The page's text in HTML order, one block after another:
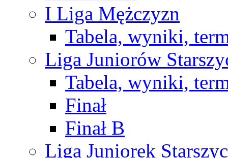
I Liga Mężczyzn
Tabela, wyniki,
Liga Juniorów
Tabela, wyniki,
Finał
Finał B
Liga Juniorek